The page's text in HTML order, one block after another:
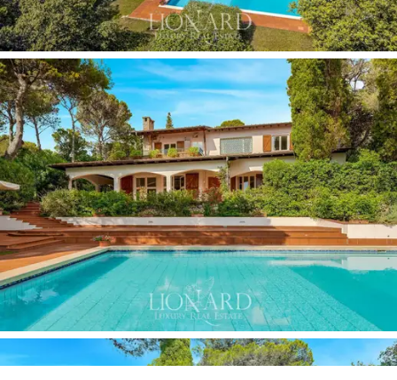
A 3000 m²-es és mediterrán aromanövényekkel
beültetett kert, automatikus öntözőrendszerrel ellátva,
egy zöld és békés oázist kínál. A 80 m²-es medence,
hidromasszázs résszel és medenceszéli bárral, egy
modern sóalapú klórozású rendszer és önellátó
elektronikus pompa működteti, és ideális mélységgel
rendelkezik az úszáshoz és a pihenéshez. A tulajdont
kiegészíti egy riasztórendszer és egy garázs.
Szolgáltatásokhoz és Látnivalókhoz való Közelség
A villa Castiglioncello és Cala de' Medici, a zóna
legfontosabb kikötőjének közelében található, és nincs
messze Livorno városától sem, mely autóval 15 perc
alatt elérhető. Pisa repülőtere mindössze 30 perces
autóútra van. A sportlétesítmények, a felszerelt